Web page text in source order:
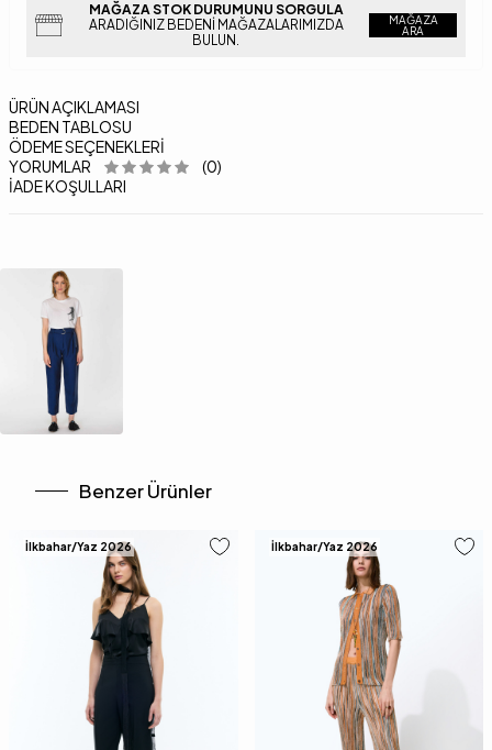
MAĞAZA STOK DURUMUNU SORGULA
ARADIĞINIZ BEDENI MAĞAZALARIMIZDA
BULUN.
MAĞAZA
ARA
ÜRÜN AÇIKLAMASI
BEDEN TABLOSU
ÖDEME SEÇENEKLERI
YORUMLAR
(0)
İADE KOŞULLARI
Benzer Ürünler
İlkbahar/Yaz 2026 İlkbahar/Yaz 2026